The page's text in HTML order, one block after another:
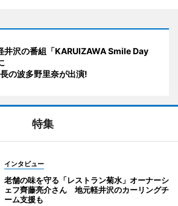
井沢の番組「KARUIZAWA Smile Day
の波多野里奈が出演!
特集
インタビュー
老舗の味を守る「レストラン菊水」オーナーシ
ェフ齊藤亮介さん 地元軽井沢のカーリングチ
ーム支援も